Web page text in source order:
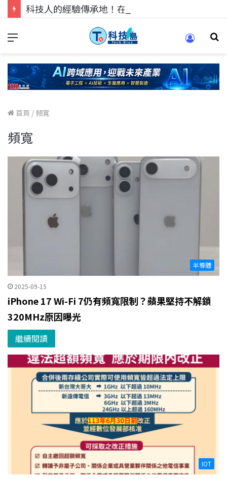
首頁 / 頻寬
頻寬
半導體
2025-09-15
iPhone 17 Wi-Fi 7仍有頻寬限制？蘋果堅持不解鎖
320MHz原因曝光
繼續閱讀
IOT